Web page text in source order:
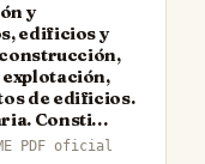
y
edificios y
de edificios.
Consti…
PDF oficial